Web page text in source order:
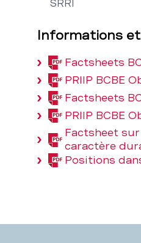
SRRI
Informations
Factsheets
(PDF,
539,2
KB)
PRIIP BCBE
(PDF,
161,6
KB)
Factsheets
(PDF,
539,2
KB)
PRIIP BCBE
(PDF,
161,6
KB)
Factsheet
caractère
(PDF,
193,9Positions
(PDF,